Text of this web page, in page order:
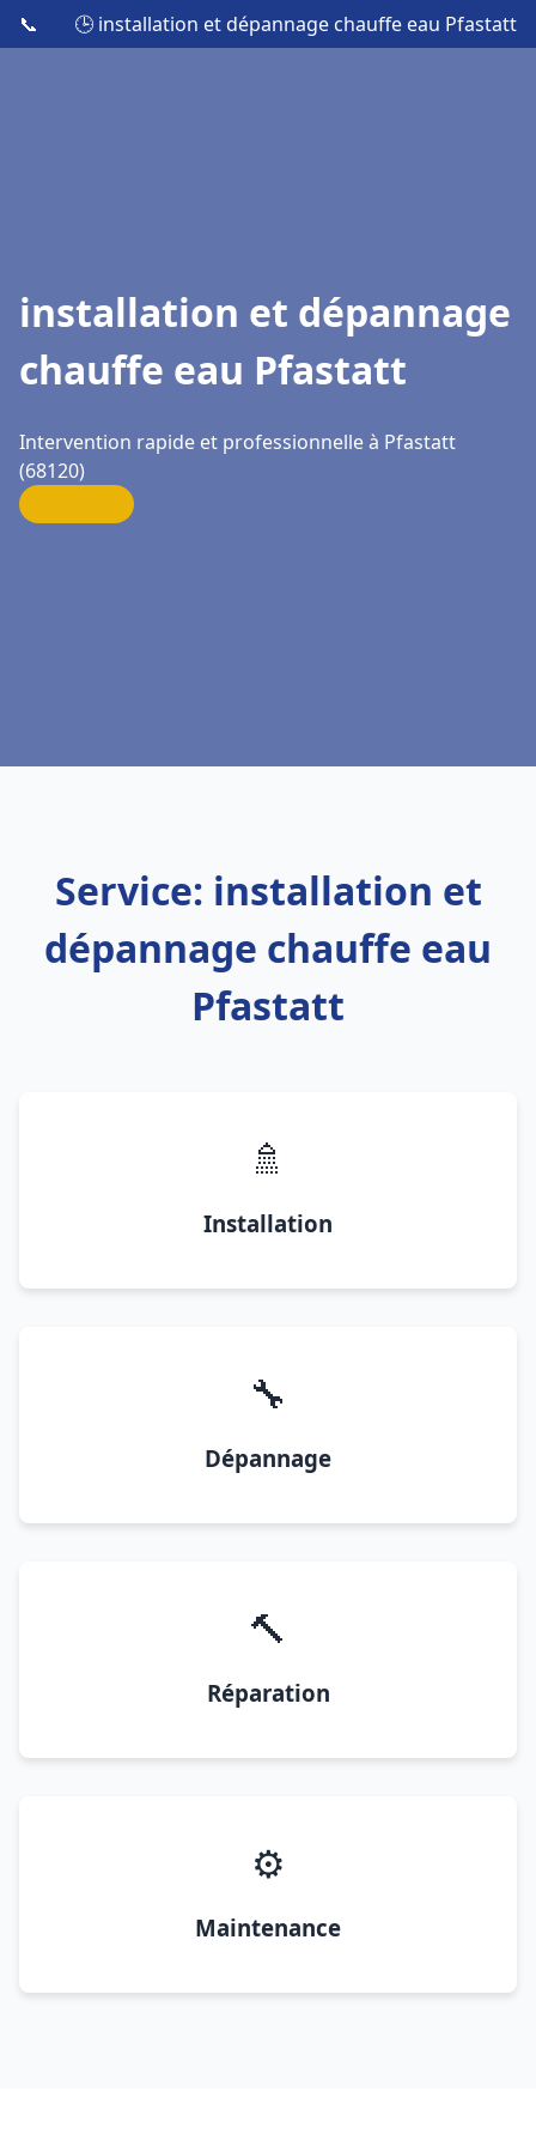
📞 🕒 installation et dépannage chauffe eau Pfastatt
installation et dépannage
chauffe eau Pfastatt
Intervention rapide et professionnelle à Pfastatt
(68120)
Service: installation et
dépannage chauffe eau
Pfastatt
🚿
Installation
🔧
Dépannage
🔨
Réparation
⚙️
Maintenance